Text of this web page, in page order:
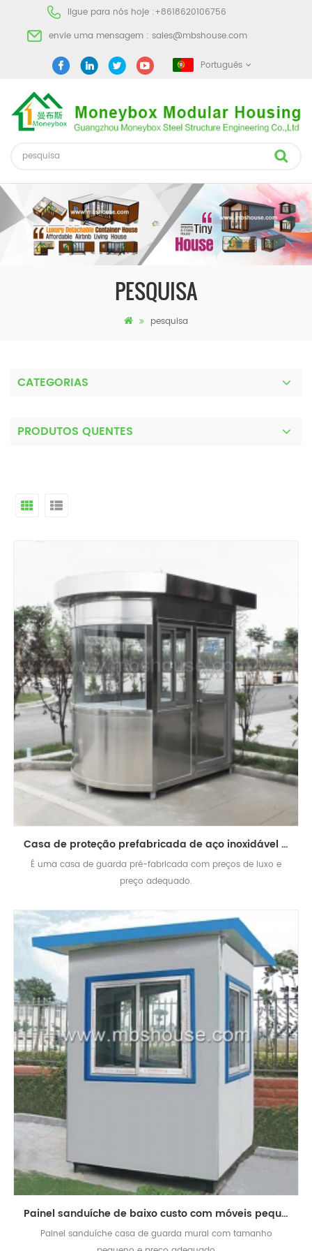
ligue para nós hoje :+8618620106756
envie uma mensagem : sales@mbshouse.com
Português
PESQUISA
pesquisa
CATEGORIAS
PRODUTOS QUENTES
Casa de proteção prefabricada de aço inoxidável modular de baixo custo
É uma casa de guarda pré-fabricada com preços de luxo e
preço adequado.
Painel sanduíche de baixo custo com móveis pequenos pré-fabricados
Painel sanduíche casa de guarda mural com tamanho